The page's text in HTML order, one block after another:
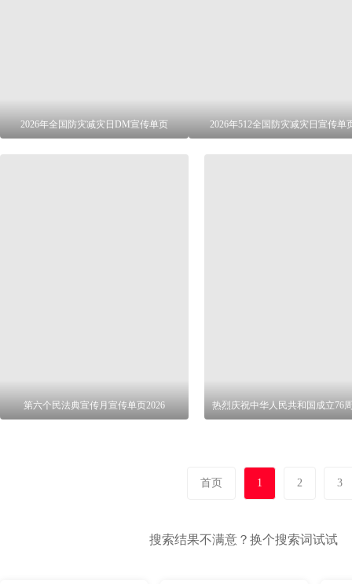
2026年全国防灾减灾日DM宣传单页 2026年512全国防灾减灾日宣传单
第六个民法典宣传月宣传单页2026
首页 1 2 3
搜索结果不满意？换个搜索词试试